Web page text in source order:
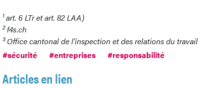
1art. 6 LTr et art. 82 LAA)
2f4s.ch
3 Office cantonal de l’inspection et des relations du travail
#sécurité
#entreprises #responsabilité
Articles en lien